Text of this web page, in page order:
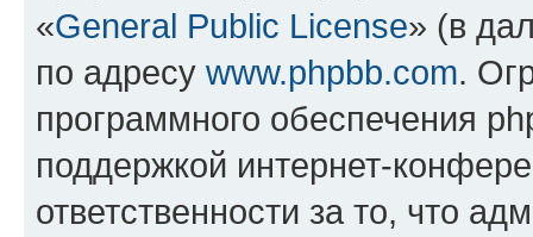
«General Public License» (в
по адресу www.phpbb.com.
программного обеспечения
поддержкой интернет-
ответственности за то, что